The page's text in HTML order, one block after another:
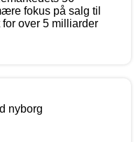
fokus på salg til
over 5 milliarder